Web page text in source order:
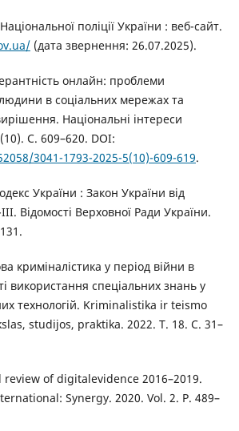
поліції України : веб-сайт.
(дата звернення: 26.07.2025).
онлайн: проблеми
в соціальних мережах та
Національні інтереси
С. 609–620. DOI:
3041-1793-2025-5(10)-609-619.
України : Закон України від
Відомості Верховної Ради України.
криміналістика у період війни в
використання спеціальних знань у
технологій. Kriminalistika ir teismo
studijos, praktika. 2022. T. 18. С. 31–
review of digitalevidence 2016–2019.
Synergy. 2020. Vol. 2. P. 489–